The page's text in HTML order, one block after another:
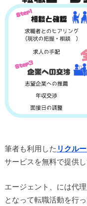
筆者も利用した リクル
サービスを無料で提供し
エージェント、には代
となって転職活動を行